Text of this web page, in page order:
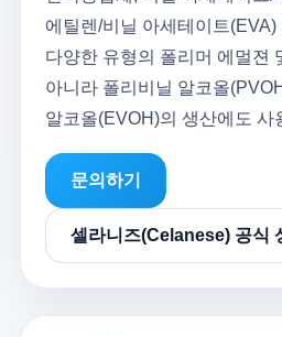
에틸렌/비닐 아세테이트
다양한 유형의 폴리머 에멀젼
아니라 폴리비닐 알코올
알코올(EVOH)의 생산에도 사
문의하기
셀라니즈(Celanese) 공식